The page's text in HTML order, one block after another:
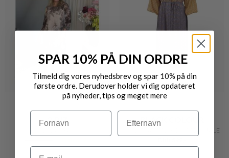
2-BIZ BLACK COLOUR
LUNA RAGLAN DRESS MIDI KJOLE
SPAR 10% PÅ DIN ORDRE
Tilmeld dig vores nyhedsbrev og spar 10% på din
første ordre. Derudover holder vi dig opdateret
på nyheder, tips og meget mere
Navn Efternavn
Email